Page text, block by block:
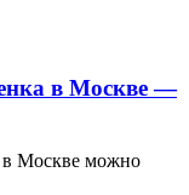
в Москве —
в Москве можно